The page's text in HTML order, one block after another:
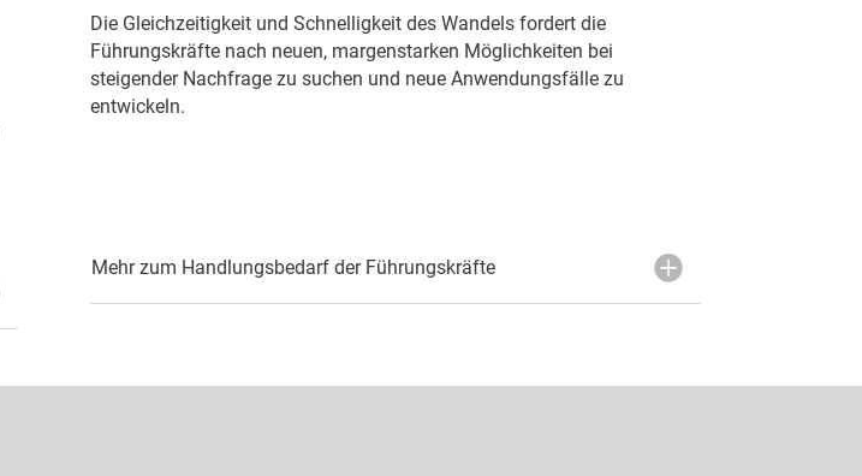
Die Gleichzeitigkeit und Schnelligkeit des Wandels fordert die
Führungskräfte nach neuen, margenstarken Möglichkeiten bei
steigender Nachfrage zu suchen und neue Anwendungsfälle zu
entwickeln.
Mehr zum Handlungsbedarf der Führungskräfte